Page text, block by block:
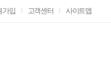
가입 고객센터 사이트맵